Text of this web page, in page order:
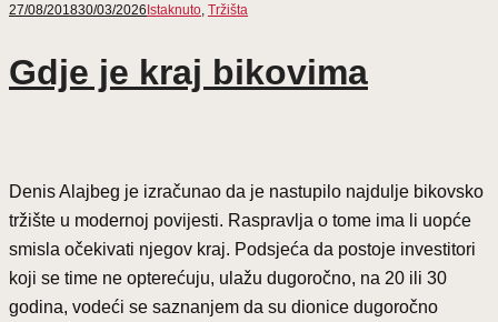
27/08/201830/03/2026 Istaknuto, Tržišta
Gdje je kraj bikovima
Denis Alajbeg je izračunao da je nastupilo najdulje bikovsko
tržište u modernoj povijesti. Raspravlja o tome ima li uopće
smisla očekivati njegov kraj. Podsjeća da postoje investitori
koji se time ne opterećuju, ulažu dugoročno, na 20 ili 30
godina, vodeći se saznanjem da su dionice dugoročno